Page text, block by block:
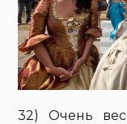
32) Очень